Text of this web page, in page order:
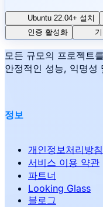
Ubuntu 22.04+ 설치
인증 활성화
모든 규모의 프로젝트
안정적인 성능, 익명
정보
개인정보처리방침
서비스 이용 약관
파트너
Looking Glass
블로그